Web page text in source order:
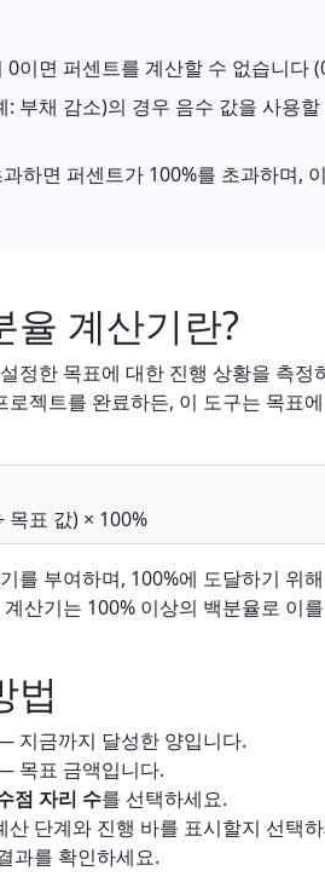
0이면 퍼센트를 계산할 수 없습니다
: 부채 감소)의 경우 음수 값을 사용
하면 퍼센트가 100%를 초과하며,
율 계산기란?
정한 목표에 대한 진행 상황을 측
로젝트를 완료하든, 이 도구는 목표
목표 값) × 100%
를 부여하며, 100%에 도달하기 위
산기는 100% 이상의 백분율로 이
법
지금까지 달성한 양입니다.
목표 금액입니다.
점 자리 수를 선택하세요.
단계와 진행 바를 표시할지 선택
과를 확인하세요.